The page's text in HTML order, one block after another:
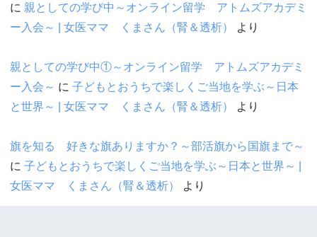
に 親としての学び中～オンライン留学 アトムズアカデミ
ー入会～ | 女医ママ くまさん（腎＆透析）
より
親としての学び中①～オンライン留学 アトムズアカデミ
ー入会～ に 子どもとおうちで楽しくご当地を学ぶ～日本
と世界～ | 女医ママ くまさん（腎＆透析）
より
旗を知る 好きな旗ありますか？～部活旗から国旗まで～
に 子どもとおうちで楽しくご当地を学ぶ～日本と世界～ |
女医ママ くまさん（腎＆透析）
より